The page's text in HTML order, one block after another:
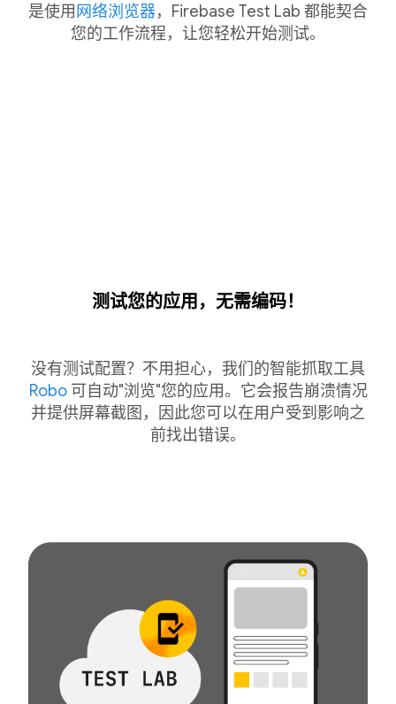
是使用 网络浏览器，Firebase Test Lab 都能契合
您的工作流程，让您轻松开始测试。
测试您的应用，无需编码！
没有测试配置？不用担心，我们的智能抓取工具
Robo可自动"浏览"您的应用。它会报告崩溃情况
并提供屏幕截图，因此您可以在用户受到影响之
前找出错误。